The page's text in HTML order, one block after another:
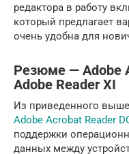
редактора в работу
который предлагает
очень удобна для
Резюме — Adobe
Adobe Reader XI
Из приведенного
Adobe Acrobat Reader
поддержки
данных между